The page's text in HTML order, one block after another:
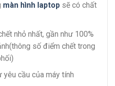
màn hình laptopsẽ có chất
nhỏ nhất, gần như 100%
số điểm chết trong
cầu của máy tính